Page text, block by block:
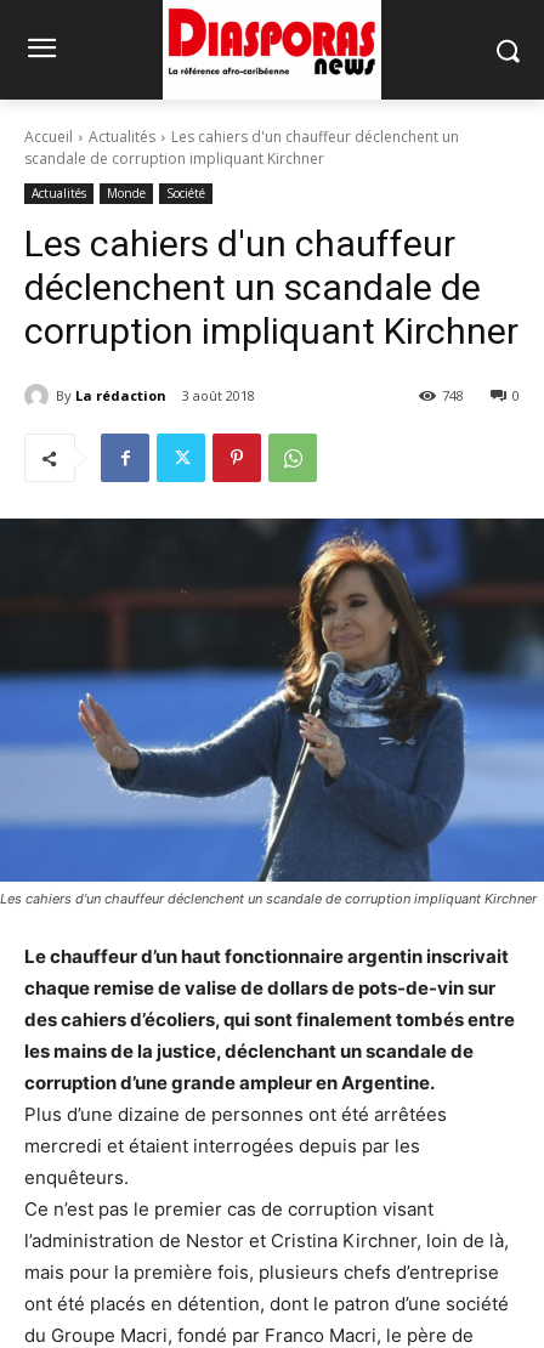
Accueil Actualités
Les cahiers d'un chauffeur déclenchent un
scandale de corruption impliquant Kirchner
Actualités Monde Société
Les cahiers d'un chauffeur
déclenchent un scandale de
corruption impliquant Kirchner
By La rédaction 3 août 2018 0
748
Les cahiers d'un chauffeur déclenchent un scandale de corruption impliquant Kirchner
Le chauffeur d’un haut fonctionnaire argentin inscrivait
chaque remise de valise de dollars de pots-de-vin sur
des cahiers d’écoliers, qui sont finalement tombés entre
les mains de la justice, déclenchant un scandale de
corruption d’une grande ampleur en Argentine.
Plus d’une dizaine de personnes ont été arrêtées
mercredi et étaient interrogées depuis par les
enquêteurs.
Ce n’est pas le premier cas de corruption visant
l’administration de Nestor et Cristina Kirchner, loin de là,
mais pour la première fois, plusieurs chefs d’entreprise
ont été placés en détention, dont le patron d’une société
du Groupe Macri, fondé par Franco Macri, le père de